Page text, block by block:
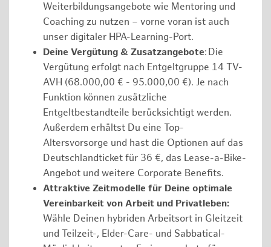
Weiterbildungsangebote wie Mentoring und
Coaching zu nutzen – vorne voran ist auch
unser digitaler HPA-Learning-Port.
Deine Vergütung & Zusatzangebote: Die
Vergütung erfolgt nach Entgeltgruppe 14 TV-
AVH (68.000,00 € - 95.000,00 €). Je nach
Funktion können zusätzliche
Entgeltbestandteile berücksichtigt werden.
Außerdem erhältst Du eine Top-
Altersvorsorge und hast die Optionen auf das
Deutschlandticket für 36 €, das Lease-a-Bike-
Angebot und weitere Corporate Benefits.
Attraktive Zeitmodelle für Deine optimale
Vereinbarkeit von Arbeit und Privatleben:
Wähle Deinen hybriden Arbeitsort in Gleitzeit
und Teilzeit-, Elder-Care- und Sabbatical-